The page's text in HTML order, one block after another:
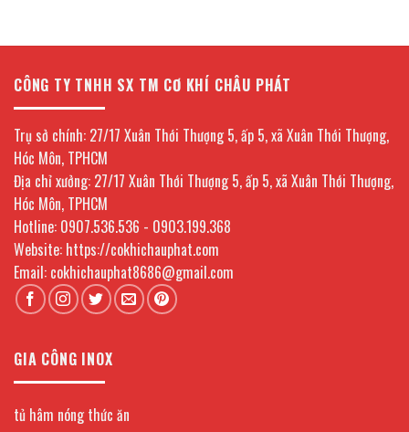
CÔNG TY TNHH SX TM CƠ KHÍ CHÂU PHÁT
Trụ sở chính: 27/17 Xuân Thới Thượng 5, ấp 5, xã Xuân Thới Thượng,
Hóc Môn, TPHCM
Địa chỉ xưởng: 27/17 Xuân Thới Thượng 5, ấp 5, xã Xuân Thới Thượng,
Hóc Môn, TPHCM
Hotline: 0907.536.536 - 0903.199.368
Website: https://cokhichauphat.com
Email: cokhichauphat8686@gmail.com
GIA CÔNG INOX
tủ hâm nóng thức ăn